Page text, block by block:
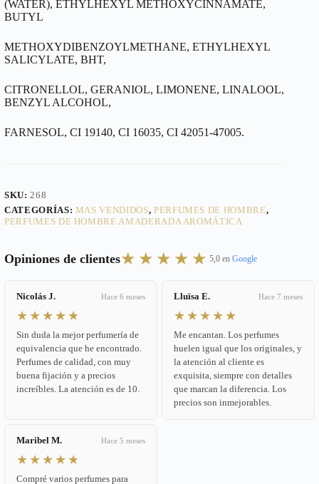
(WATER), ETHYLHEXYL METHOXYCINNAMATE,
BUTYL
METHOXYDIBENZOYLMETHANE, ETHYLHEXYL
SALICYLATE, BHT,
CITRONELLOL, GERANIOL, LIMONENE, LINALOOL,
BENZYL ALCOHOL,
FARNESOL, CI 19140, CI 16035, CI 42051-47005.
SKU:268
CATEGORÍAS: MAS VENDIDOS, PERFUMES DE HOMBRE,
PERFUMES DE HOMBRE AMADERADA AROMÁTICA
Opiniones de clientes★★★★★ 5,0 en Google
Nicolás J. Hace 6 meses
★★★★★
Sin duda la mejor perfumería de
equivalencia que he encontrado.
Perfumes de calidad, con muy
buena fijación y a precios
increíbles. La atención es de 10.
Lluïsa E. Hace 7 meses
★★★★★
Me encantan. Los perfumes
huelen igual que los originales, y
la atención al cliente es
exquisita, siempre con detalles
que marcan la diferencia. Los
precios son inmejorables.
Maribel M. Hace 5 meses
★★★★★
Compré varios perfumes para